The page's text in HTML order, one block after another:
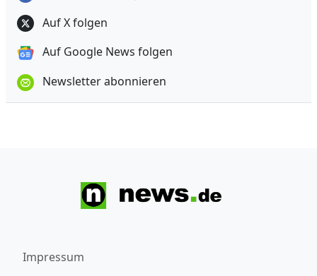
Auf X folgen
Auf Google News folgen
Newsletter abonnieren
Impressum